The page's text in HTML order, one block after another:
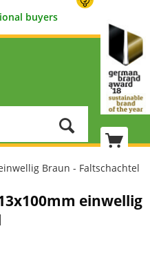
buyers
Braun - Faltschachtel
einwellig